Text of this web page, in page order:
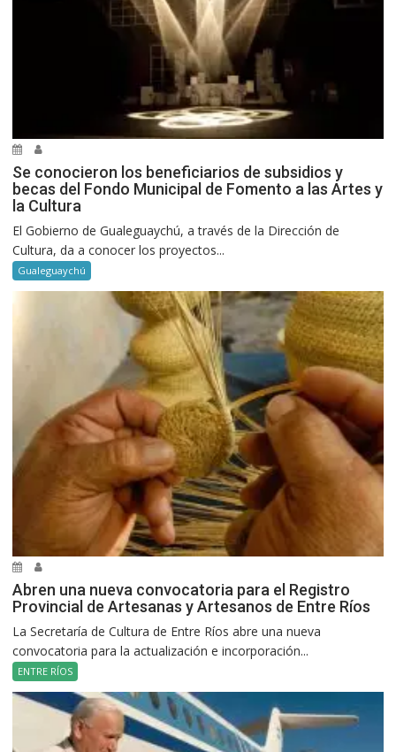
Se conocieron los beneficiarios de subsidios y
becas del Fondo Municipal de Fomento a las Artes y
la Cultura
El Gobierno de Gualeguaychú, a través de la Dirección de
Cultura, da a conocer los proyectos...
Gualeguaychú
Abren una nueva convocatoria para el Registro
Provincial de Artesanas y Artesanos de Entre Ríos
La Secretaría de Cultura de Entre Ríos abre una nueva
convocatoria para la actualización e incorporación...
ENTRE RÍOS